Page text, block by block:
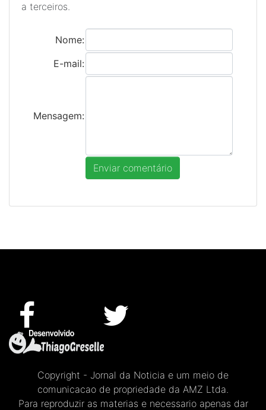
a terceiros.
Nome:
E-mail:
Mensagem:
Copyright - Jornal da Noticia e um meio de
comunicacao de propriedade da AMZ Ltda.
Para reproduzir as materias e necessario apenas dar